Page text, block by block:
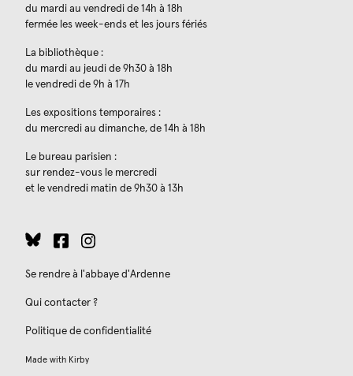
du mardi au vendredi de 14h à 18h
fermée les week-ends et les jours fériés
La bibliothèque :
du mardi au jeudi de 9h30 à 18h
le vendredi de 9h à 17h
Les expositions temporaires :
du mercredi au dimanche, de 14h à 18h
Le bureau parisien :
sur rendez-vous le mercredi
et le vendredi matin de 9h30 à 13h
Se rendre à l'abbaye d'Ardenne
Qui contacter ?
Politique de confidentialité
Made with Kirby